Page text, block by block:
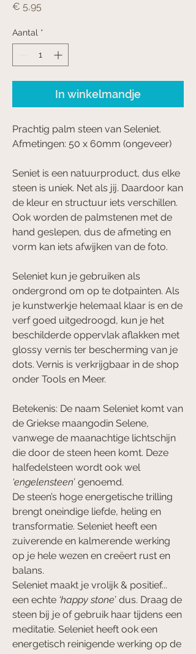
€ 5,95
Aantal *
In winkelmandje
Prachtig palm steen van Seleniet.
Afmetingen: 50 x 60mm (ongeveer)
Seniet is een natuurproduct, dus elke
steen is uniek. Net als jij. Daardoor kan
de kleur en structuur iets verschillen.
Ook worden de palmstenen met de
hand geslepen, dus de afmeting en
vorm kan iets afwijken van de foto.
Seleniet kun je gebruiken als
ondergrond om op te dotpainten. Als
je kunstwerkje helemaal klaar is en de
verf goed uitgedroogd, kun je het
beschilderde oppervlak aflakken met
glossy vernis ter bescherming van je
dots. Vernis is verkrijgbaar in de shop
onder Tools en Meer.
Betekenis: De naam Seleniet komt van
de Griekse maangodin Selene,
vanwege de maanachtige lichtschijn
die door de steen heen komt. Deze
halfedelsteen wordt ook wel
‘engelensteen’ genoemd.
De steen’s hoge energetische trilling
brengt oneindige liefde, heling en
transformatie. Seleniet heeft een
zuiverende en kalmerende werking
op je hele wezen en creëert rust en
balans.
Seleniet maakt je vrolijk & positief...
een echte ‘happy stone’ dus. Draag de
steen bij je of gebruik haar tijdens een
meditatie. Seleniet heeft ook een
energetisch reinigende werking op de